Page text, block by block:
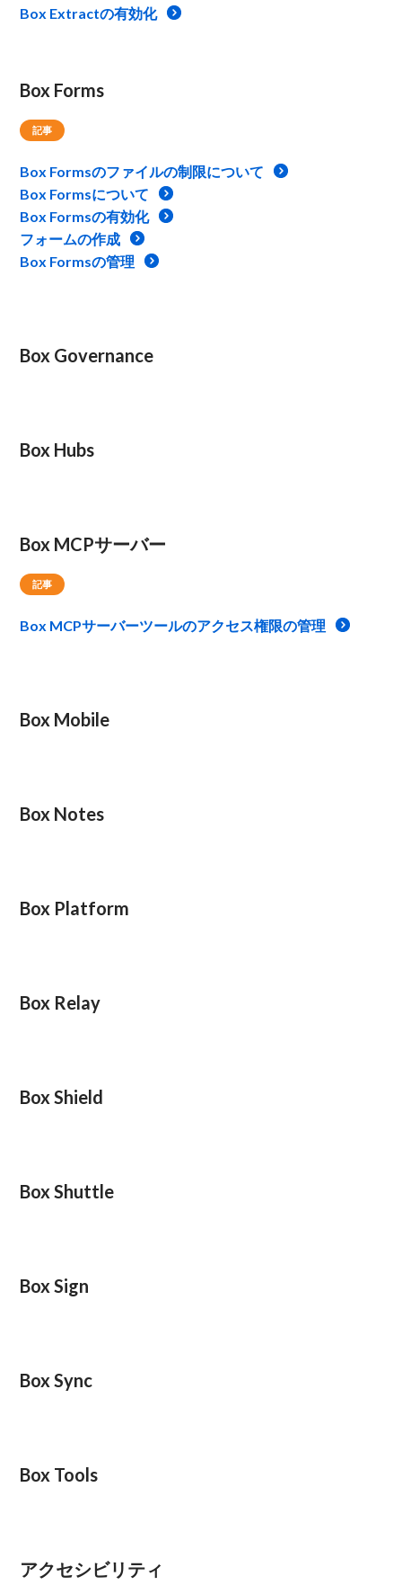
Box Extractの有効化
Box Forms
記事
Box Formsのファイルの制限について
Box Formsについて
Box Formsの有効化
フォームの作成
Box Formsの管理
Box Governance
Box Hubs
Box MCPサーバー
記事
Box MCPサーバーツールのアクセス権限の管理
Box Mobile
Box Notes
Box Platform
Box Relay
Box Shield
Box Shuttle
Box Sign
Box Sync
Box Tools
アクセシビリティ